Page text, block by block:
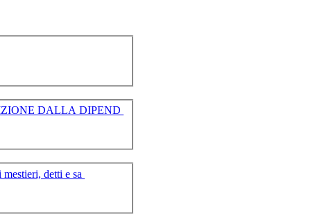
IL DECLINO E LA SPERANZA LA DIFFICILE TRANSIZIONE DALLA DIPEND
detti e sa